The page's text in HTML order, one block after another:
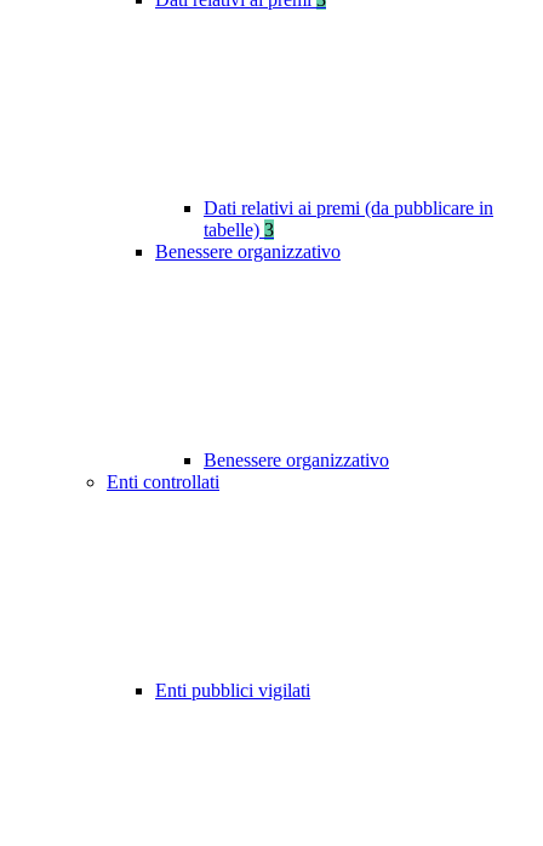
Dati relativi ai premi (da pubblicare in
tabelle) 3
Benessere organizzativo
Benessere organizzativo
Enti controllati
Enti pubblici vigilati